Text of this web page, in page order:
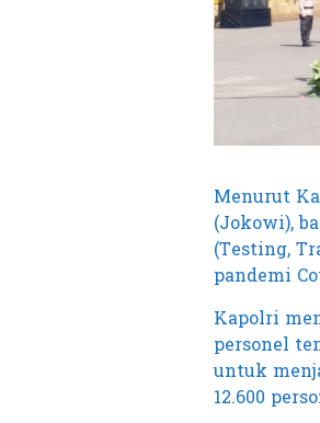
Menurut
(Jokowi),
(Testing,
pandemi
Kapolri
personel
untuk
12.600